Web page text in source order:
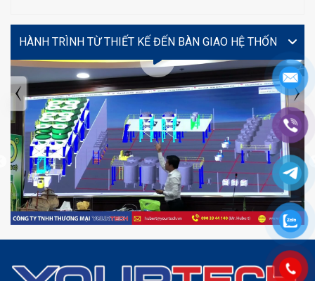
VIDEO
TIN TỨC MỚI NHẤT
Tuyển dụng: Nhân viên KẾ TOÁN